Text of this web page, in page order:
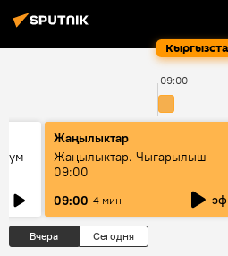
09:00
Жаңылыктар
Жаңылыктар. Чыгарылыш
09:00
09:00 4 мин
Вчера Сегодня